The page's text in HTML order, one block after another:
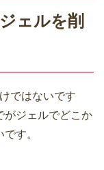
ェルを削
ではないです
がジェルでどこか
す。